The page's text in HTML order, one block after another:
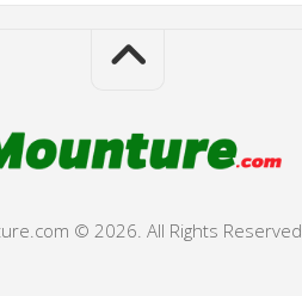
© 2026. All Rights Reserved.